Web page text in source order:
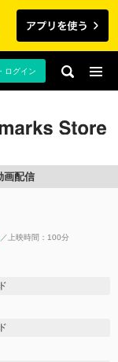
ログイン
画配信
上映時間：100分